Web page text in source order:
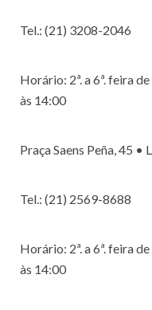
Tel.: (21) 3208-2046
Horário: 2ª. a 6ª. feira
às 14:00
Praça Saens Peña, 45 •
Tel.: (21) 2569-8688
Horário: 2ª. a 6ª. feira
às 14:00